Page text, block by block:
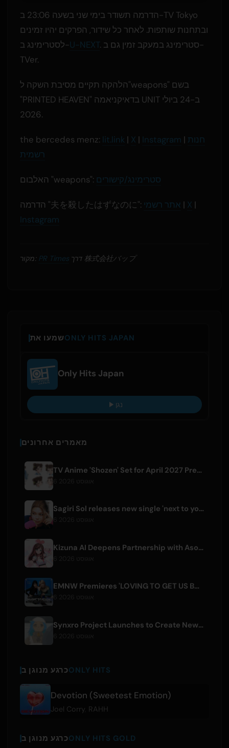
הדרמה תשודר בימי שני בשעה 23:06 ב-TV Tokyo
ובתחנות שותפות. לאחר כל שידור, הפרקים יהיו זמינים
לסטרימינג ב-U-NEXT. סטרימינג במעקב זמין גם ב-
TVer.
הלהקה תקיים מסיבת השקה ל"weapons" בשם
"PRINTED HEAVEN" בדאיקניאמה UNIT ב-24 ביולי
2026.
the bercedes menz: lit.link | X | Instagram | חנות
רשמית
האלבום "weapons": סטרימינג/קישורים
הדרמה "夫を殺したはずなのに": אתר רשמי | X |
Instagram
מקור: PR Times דרך 株式会社バップ
שמעו אתONLY HITS JAPAN
Only Hits Japan
נגן
מאמרים אחרונים
TV Anime 'Shozen' Set for April 2027 Premiere on Fuji TV
Sagiri Sol releases new single 'next to your love' after hiatus
Kizuna AI Deepens Partnership with Asobisystem Ahead of 10th Anniversary World Tour
EMNW Premieres 'LOVING TO GET US BY' Music Video on August 7
Synxro Project Launches to Create New IP from Fictional Anime Openings
כרגע מנוגן בONLY HITS
Devotion (Sweetest Emotion)
Joel Corry, RAHH
כרגע מנוגן בONLY HITS GOLD